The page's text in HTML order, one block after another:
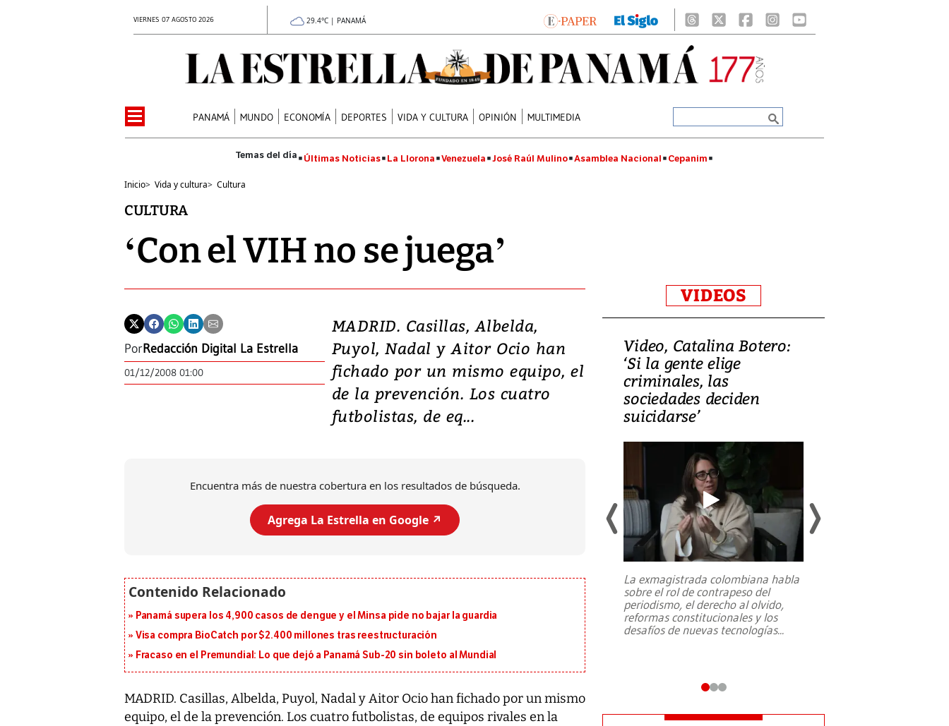
VIERNES 07 AGOSTO 2026 29.4°C | PANAMÁ
PANAMÁ MUNDO ECONOMÍA DEPORTES VIDA Y CULTURA OPINIÓN MULTIMEDIA
Últimas Noticias La Llorona Venezuela José Raúl Mulino Asamblea Nacional Cepanim
Inicio> Vida y cultura> Cultura
CULTURA
‘Con el VIH no se juega’
PorRedacción Digital La Estrella
01/12/2008 01:00
MADRID. Casillas, Albelda,
Puyol, Nadal y Aitor Ocio han
fichado por un mismo equipo, el
de la prevención. Los cuatro
futbolistas, de eq...
Encuentra más de nuestra cobertura en los resultados de búsqueda.
Agrega La Estrella en Google ↗️
Panamá supera los 4,900 casos de dengue y el Minsa pide no bajar la guardia
Visa compra BioCatch por $2.400 millones tras reestructuración
Fracaso en el Premundial: Lo que dejó a Panamá Sub-20 sin boleto al Mundial
MADRID. Casillas, Albelda, Puyol, Nadal y Aitor Ocio han fichado por un mismo
equipo, el de la prevención. Los cuatro futbolistas, de equipos rivales en la
VIDEOS
Video, Japón: Terremoto
deja heridos y graves
daños en Kumamoto
al sur de Japón, provocando una
Video, Catalina Botero:
‘Si la gente elige
criminales, las
sociedades deciden
suicidarse’
La exmagistrada colombiana habla
sobre el rol de contrapeso del
periodismo, el derecho al olvido,
reformas constitucionales y los
desafíos de nuevas tecnologías...